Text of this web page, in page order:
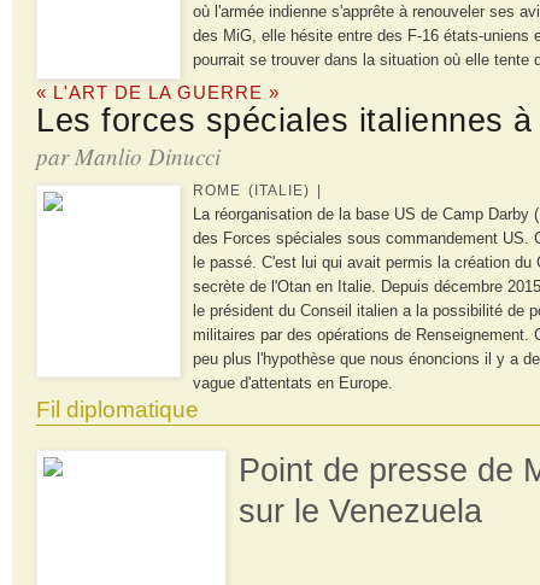
où l'armée indienne s'apprête à renouveler ses
des MiG, elle hésite entre des F-16 états-
pourrait se trouver dans la situation où elle tente
« L'ART DE LA GUERRE »
Les forces spéciales italiennes
par Manlio Dinucci
ROME (ITALIE) |
La réorganisation de la base US de Camp Darby
des Forces spéciales sous commandement US.
le passé. C'est lui qui avait permis la création du
secrète de l'Otan en Italie. Depuis décembre
le président du Conseil italien a la possibilité de
militaires par des opérations de Renseignement.
peu plus l'hypothèse que nous énoncions il y a
vague d'attentats en Europe.
Fil diplomatique
Point de presse de
sur le Venezuela